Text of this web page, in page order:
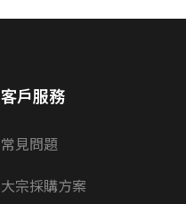
客戶服務
常見問題
大宗採購方案